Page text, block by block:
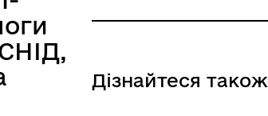
Дізнайтеся також